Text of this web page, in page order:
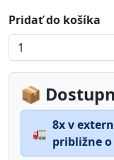
Pridať do košíka
📦
🚛
8x v
približne o